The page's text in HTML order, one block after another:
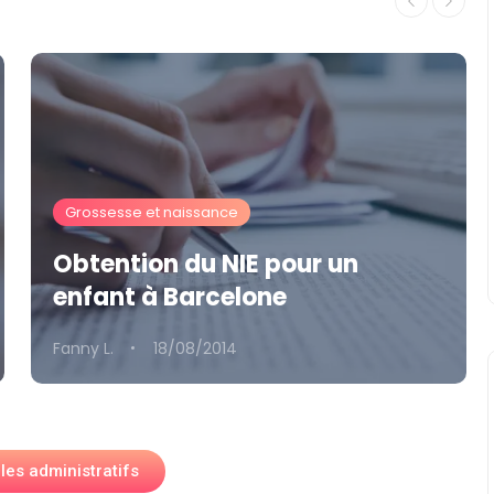
Grossesse et naissance
Obtention du NIE pour un
enfant à Barcelone
Fanny L. 18/08/2014
administratifs